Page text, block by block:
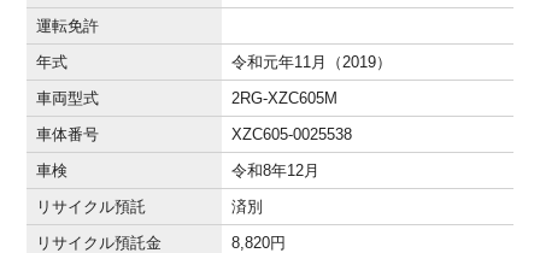
運転免許
年式
令和元年11月（2019）
車両型式
2RG-XZC605M
車体番号
XZC605-0025538
車検
令和8年12月
リサイクル預託
済別
リサイクル預託金
8,820円